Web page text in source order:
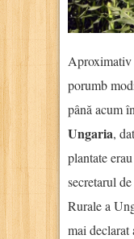
Aproximativ
porumb
până acum
Ungaria,
plantate
secretarul
Rurale a
mai declarat